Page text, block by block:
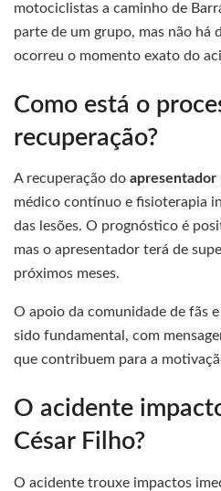
motociclistas a caminho de
parte de um grupo, mas não há
ocorreu o momento exato do
Como está o
recuperação?
A recuperação do apresentador
médico contínuo e fisioterapia
das lesões. O prognóstico é
mas o apresentador terá de
próximos meses.
O apoio da comunidade de fãs
sido fundamental, com
que contribuem para a
O acidente
César Filho?
O acidente trouxe impactos